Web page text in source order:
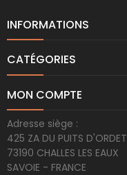
INFORMATIONS
CATÉGORIES
MON COMPTE
Adresse siège :
425 ZA DU PUITS D'ORDET
73190 CHALLES LES EAUX
SAVOIE - FRANCE